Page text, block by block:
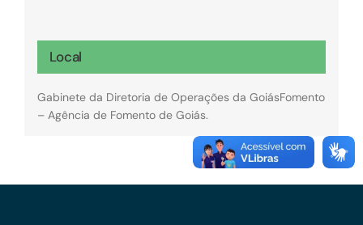
Local
Gabinete da Diretoria de Operações da GoiásFomento
– Agência de Fomento de Goiás.